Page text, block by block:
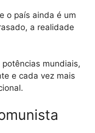
o país ainda é um
a realidade
mundiais,
e cada vez mais